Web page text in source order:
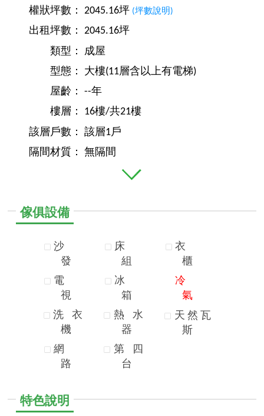
權狀坪數：
2045.16坪 (坪數說明)
出租坪數：
2045.16坪
類型：
成屋
型態：
大樓(11層含以上有電梯)
屋齡：
--年
樓層：
16樓/共21樓
該層戶數：
該層1戶
隔間材質：
無隔間
傢俱設備
沙
發
電
視
洗
衣
機
網
路
床
組
冰
箱
熱
水
器
第
四
台
衣
櫃
冷
氣
天 然 瓦
斯
特色說明